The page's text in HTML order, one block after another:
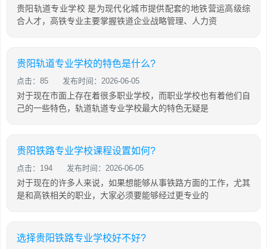
贵阳轨道专业学校 是为现代化城市提供配套的地铁营运高级综
合人才，高铁专业主要掌握铁道企业战略管理、人力资
贵阳轨道专业学校的特色是什么?
点击：85 发布时间：2026-06-05
对于现在市面上存在着很多职业学校，而职业学校也有着他们自
己的一些特色，轨道轨道专业学校最大的特色无疑是
贵阳铁路专业学校课程设置如何?
点击：194 发布时间：2026-06-05
对于现在的许多人来说，如果想能够从事铁路方面的工作，尤其
是和高铁相关的职业，大家必须要能够经过更专业的
选择贵阳铁路专业学校好不好?